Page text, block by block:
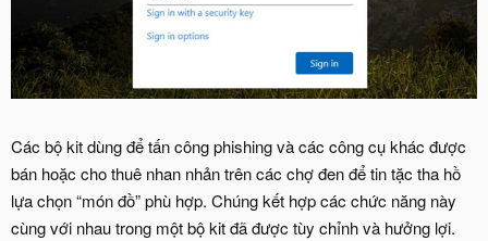
Các bộ kit dùng để tấn công phishing và các công cụ khác được
bán hoặc cho thuê nhan nhản trên các chợ đen để tin tặc tha hồ
lựa chọn “món đồ” phù hợp. Chúng kết hợp các chức năng này
cùng với nhau trong một bộ kit đã được tùy chỉnh và hưởng lợi.